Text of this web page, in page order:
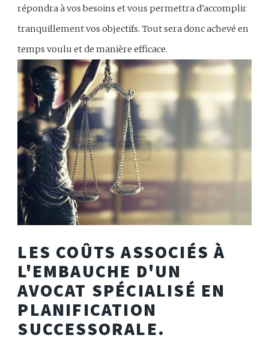
répondra à vos besoins et vous permettra d'accomplir
tranquillement vos objectifs. Tout sera donc achevé en
temps voulu et de manière efficace.
LES COÛTS ASSOCIÉS À
L'EMBAUCHE D'UN
AVOCAT SPÉCIALISÉ EN
PLANIFICATION
SUCCESSORALE.